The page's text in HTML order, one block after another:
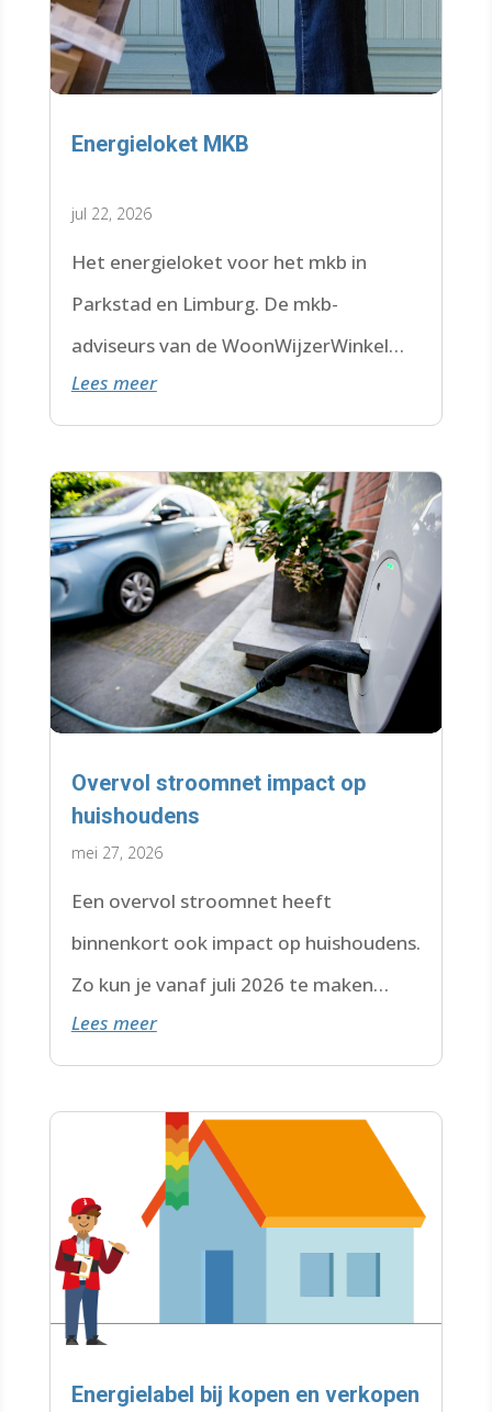
Energieloket MKB
jul 22, 2026
Het energieloket voor het mkb in
Parkstad en Limburg. De mkb-
adviseurs van de WoonWijzerWinkel
Limburg staan voor je klaar.
Lees meer
Overvol stroomnet impact op
huishoudens
mei 27, 2026
Een overvol stroomnet heeft
binnenkort ook impact op huishoudens.
Zo kun je vanaf juli 2026 te maken
krijgen met een wachtlijst.
Lees meer
Energielabel bij kopen en verkopen